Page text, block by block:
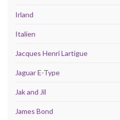
Irland
Italien
Jacques Henri Lartigue
Jaguar E-Type
Jak and Jil
James Bond